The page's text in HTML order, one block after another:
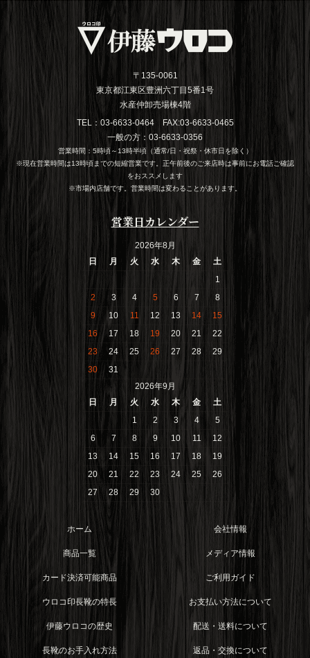
〒135-0061
東京都江東区豊洲六丁目5番1号
水産仲卸売場棟4階
TEL：03-6633-0464 FAX:03-6633-0465
一般の方：03-6633-0356
営業時間：5時頃～13時半頃（通常/日・祝祭・休市日を除く）
※現在営業時間は13時頃までの短縮営業です。正午前後のご来店時は事前にお電話ご確認
をおススメします
※市場内店舗です。営業時間は変わることがあります。
ホーム
商品一覧
カード決済可能商品
ウロコ印長靴の特長
伊藤ウロコの歴史
長靴のお手入れ方法
会社情報
メディア情報
ご利用ガイド
お支払い方法について
配送・送料について
返品・交換について
営業日カレンダー
2026年8月
日
月 火 水 木 金
土
1
2
3 4 5 6 7
8
9
10 11 12 13 14
15
16
17 18 19 20 21
22
23
24 25 26 27 28
29
30
31
2026年9月
日
月 火 水 木 金
土
1
2 3 4
5
6
7 8 9 10 11
12
13
14 15 16 17 18
19
20
21 22 23 24 25
26
27
28 29 30